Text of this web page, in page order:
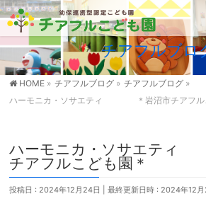
チアフルブロ
HOME » チアフルブログ » チアフルブログ »
ハーモニカ・ソサエティ ＊岩沼市チアフル
ハーモニカ・ソサエテ
チアフルこども園＊
投稿日 : 2024年12月24日 最終更新日時 : 2024年12月